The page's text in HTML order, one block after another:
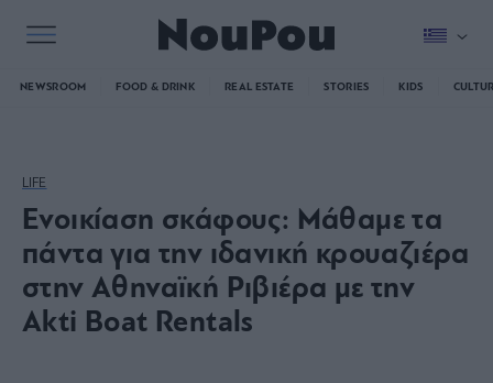
NEWSROOM FOOD & DRINK REAL ESTATE STORIES KIDS
LIFE
Ενοικίαση σκάφους: Μάθαμε τα
πάντα για την ιδανική κρουαζιέρα
στην Αθηναϊκή Ριβιέρα με την
Akti Boat Rentals